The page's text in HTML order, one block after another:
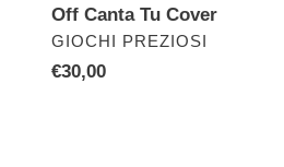
Off Canta Tu Cover
VENDITORE
GIOCHI PREZIOSI
Prezzo
€30,00